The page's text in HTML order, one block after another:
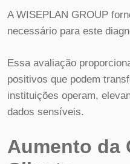
A WISEPLAN GROUP
necessário para este
Essa avaliação
positivos que podem
instituições operam,
dados sensíveis.
Aumento da